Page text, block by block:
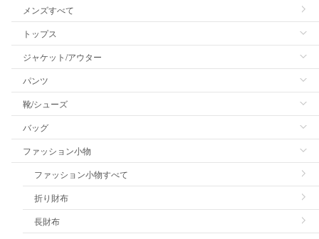
メンズすべて
トップス
ジャケット/アウター
パンツ
靴/シューズ
バッグ
ファッション小物
ファッション小物すべて
折り財布
長財布